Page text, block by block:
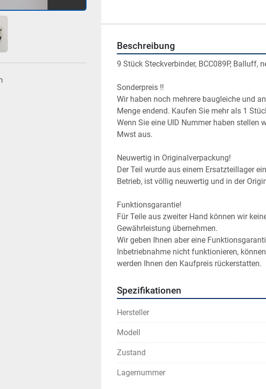
Beschreibung
9 Stück Steckverbinder, BCC089P, Balluff,
Sonderpreis !!
Wir haben noch mehrere baugleiche und
Menge endend. Kaufen Sie mehr als 1
Wenn Sie eine UID Nummer haben stellen
Mwst aus.
Neuwertig in Originalverpackung!
Der Teil wurde aus einem Ersatzteillager
Betrieb, ist völlig neuwertig und in der
Funktionsgarantie!
Für Teile aus zweiter Hand können wir
Gewährleistung übernehmen.
Wir geben Ihnen aber eine
Inbetriebnahme nicht funktionieren,
werden Ihnen den Kaufpreis rückerstatten.
Spezifikationen
Hersteller
Modell
Zustand
Lagernummer